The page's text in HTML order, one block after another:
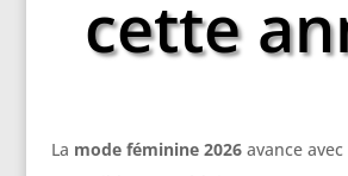
cette
La mode féminine 2026avance